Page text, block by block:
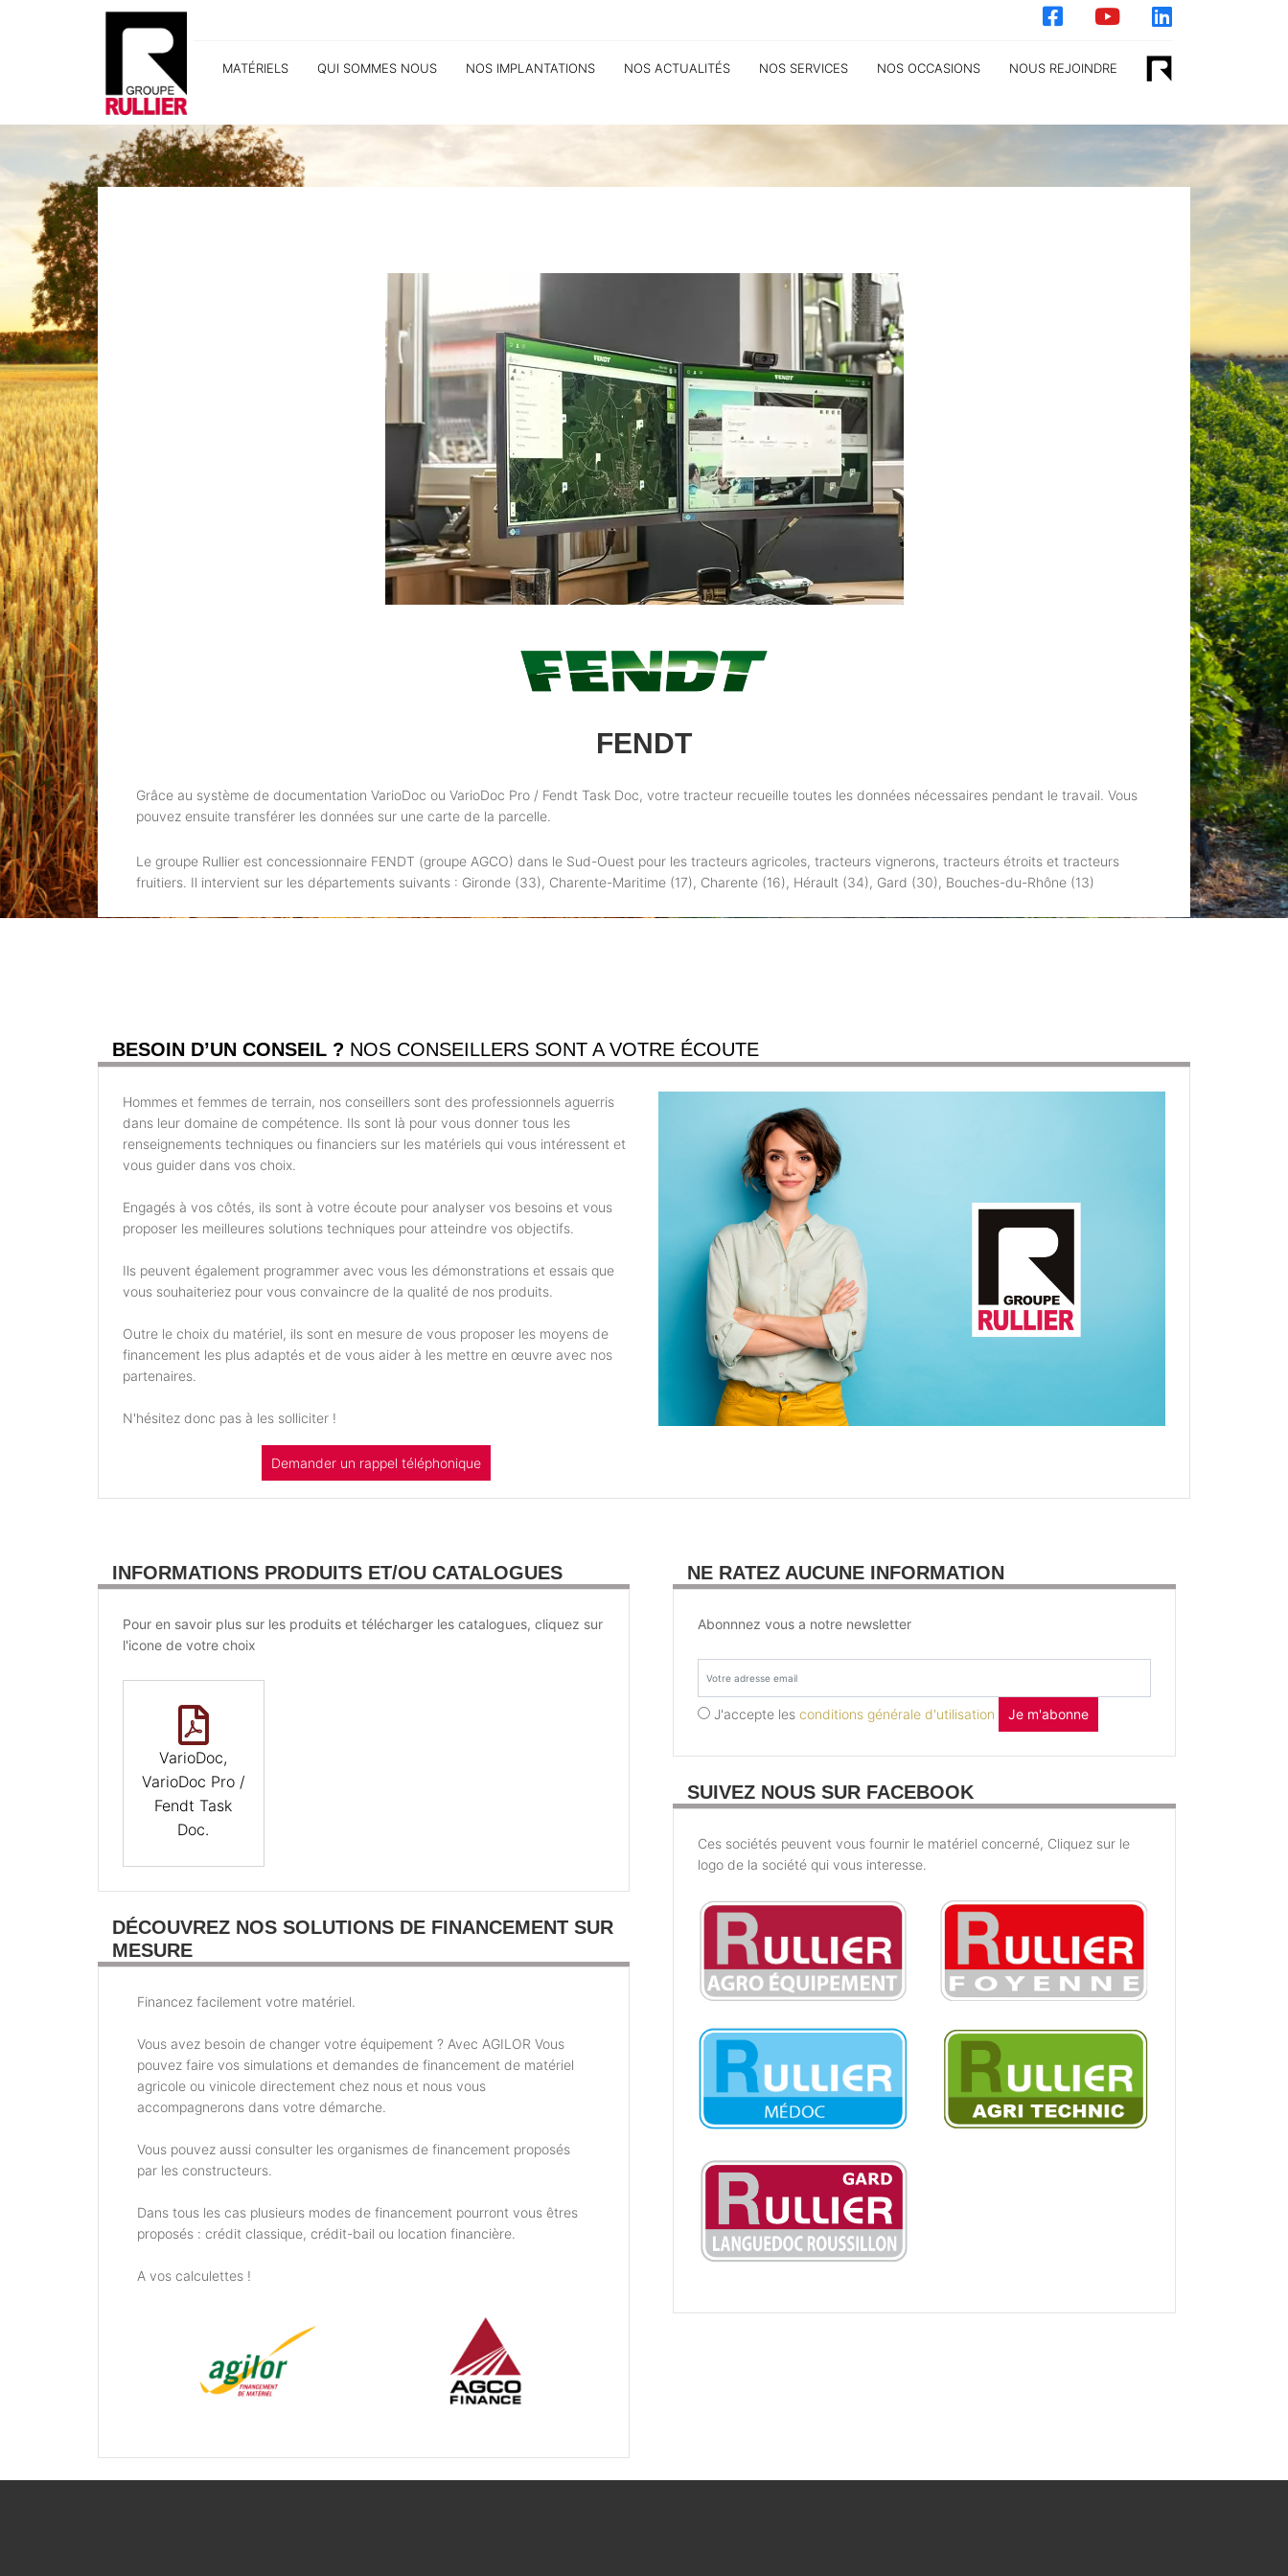
MATÉRIELS QUI SOMMES NOUS NOS IMPLANTATIONS NOS ACTUALITÉS NOS SERVICES NOS OCCASIONS NOUS REJOINDRE
FENDT
Grâce au système de documentation VarioDoc ou VarioDoc Pro / Fendt Task Doc, votre tracteur recueille toutes les données nécessaires pendant le travail. Vous
pouvez ensuite transférer les données sur une carte de la parcelle.
Le groupe Rullier est concessionnaire FENDT (groupe AGCO) dans le Sud-Ouest pour les tracteurs agricoles, tracteurs vignerons, tracteurs étroits et tracteurs
fruitiers. Il intervient sur les départements suivants : Gironde (33), Charente-Maritime (17), Charente (16), Hérault (34), Gard (30), Bouches-du-Rhône (13)
BESOIN D’UN CONSEIL ? NOS CONSEILLERS SONT A VOTRE ÉCOUTE
Hommes et femmes de terrain, nos conseillers sont des professionnels aguerris
dans leur domaine de compétence. Ils sont là pour vous donner tous les
renseignements techniques ou financiers sur les matériels qui vous intéressent et
vous guider dans vos choix.
Engagés à vos côtés, ils sont à votre écoute pour analyser vos besoins et vous
proposer les meilleures solutions techniques pour atteindre vos objectifs.
Ils peuvent également programmer avec vous les démonstrations et essais que
vous souhaiteriez pour vous convaincre de la qualité de nos produits.
Outre le choix du matériel, ils sont en mesure de vous proposer les moyens de
financement les plus adaptés et de vous aider à les mettre en œuvre avec nos
partenaires.
N'hésitez donc pas à les solliciter !
Demander un rappel téléphonique
INFORMATIONS PRODUITS ET/OU CATALOGUES
Pour en savoir plus sur les produits et télécharger les catalogues, cliquez sur
l'icone de votre choix
VarioDoc,
VarioDoc Pro /
Fendt Task
Doc.
DÉCOUVREZ NOS SOLUTIONS DE FINANCEMENT SUR
MESURE
Financez facilement votre matériel.
Vous avez besoin de changer votre équipement ? Avec AGILOR Vous
pouvez faire vos simulations et demandes de financement de matériel
agricole ou vinicole directement chez nous et nous vous
accompagnerons dans votre démarche.
Vous pouvez aussi consulter les organismes de financement proposés
par les constructeurs.
Dans tous les cas plusieurs modes de financement pourront vous êtres
proposés : crédit classique, crédit-bail ou location financière.
A vos calculettes !
NE RATEZ AUCUNE INFORMATION
Abonnnez vous a notre newsletter
J'accepte les conditions générale d'utilisation Je m'abonne
SUIVEZ NOUS SUR FACEBOOK
Ces sociétés peuvent vous fournir le matériel concerné, Cliquez sur le
logo de la société qui vous interesse.